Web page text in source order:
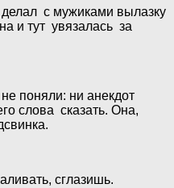
с мужиками вылазку
и тут увязалась за
поняли: ни анекдот
слова сказать. Она,
сглазишь.